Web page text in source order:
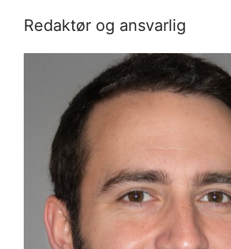
Redaktør og ansvarlig